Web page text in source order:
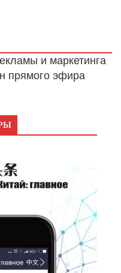
и маркетинга
прямого эфира